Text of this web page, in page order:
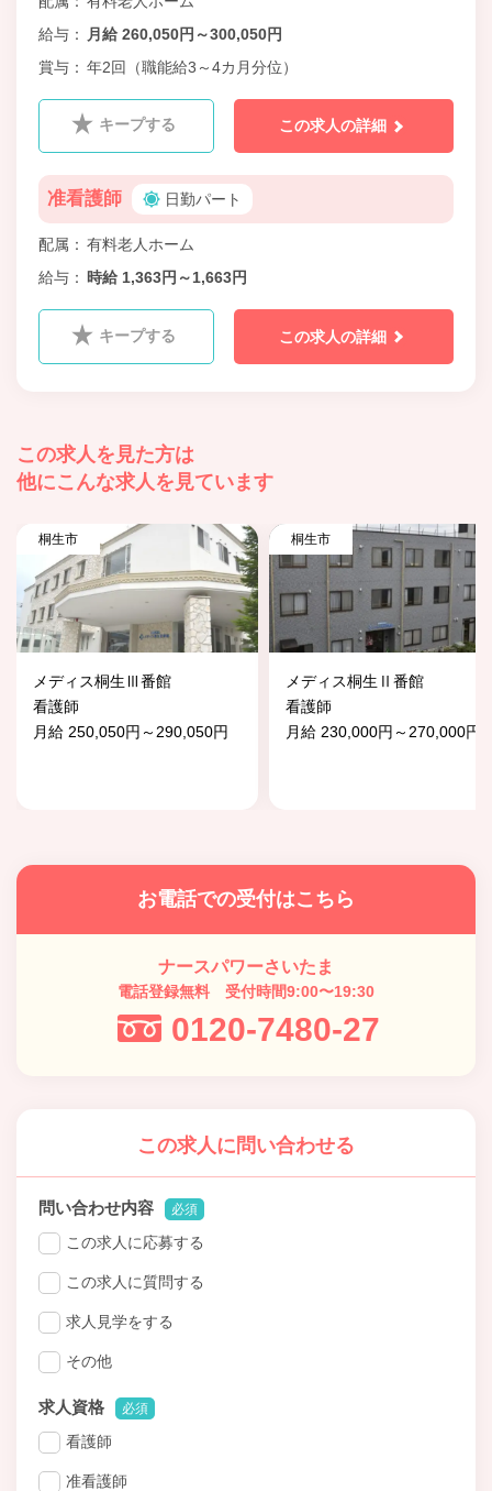
給与
月給 260,050円～300,050円
賞与
年2回（職能給3～4カ月分位）
キープする この求人の詳細
准看護師 日勤パート
配属
有料老人ホーム
給与
時給 1,363円～1,663円
キープする この求人の詳細
この求人を見た方は
他にこんな求人を見ています
桐生市
メディス桐生Ⅲ番館
看護師
月給 250,050円～290,050円
桐生市
メディス桐生Ⅱ番館
看護師
月給 230,000円～270,000円
お電話での受付はこちら
ナースパワーさいたま
電話登録無料 受付時間9:00〜19:30
0120-7480-27
この求人に問い合わせる
問い合わせ内容 必須
この求人に応募する
この求人に質問する
求人見学をする
その他
求人資格 必須
看護師
准看護師